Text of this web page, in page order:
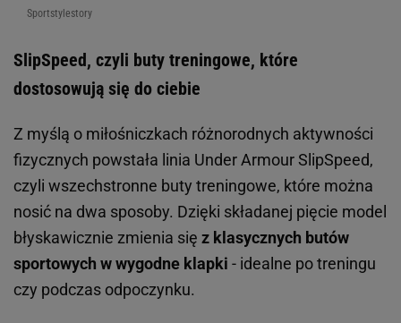
Sportstylestory
SlipSpeed, czyli buty treningowe, które
dostosowują się do ciebie
Z myślą o miłośniczkach różnorodnych aktywności
fizycznych powstała linia Under Armour SlipSpeed,
czyli wszechstronne buty treningowe, które można
nosić na dwa sposoby. Dzięki składanej pięcie model
błyskawicznie zmienia się z klasycznych butów
sportowych w wygodne klapki - idealne po treningu
czy podczas odpoczynku.